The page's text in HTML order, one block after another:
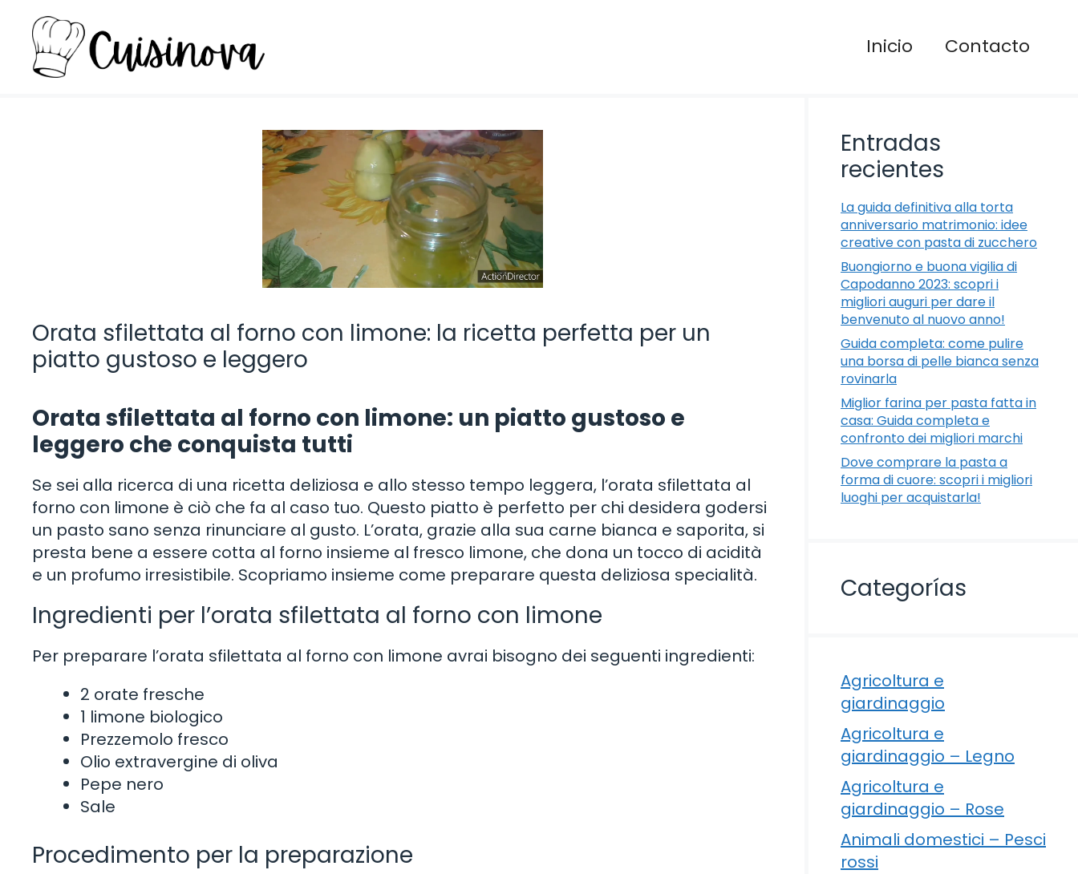
contenuto
Inicio Contacto
Orata sfilettata al forno con limone: la ricetta perfetta per un
piatto gustoso e leggero
Orata sfilettata al forno con limone: un piatto gustoso e
leggero che conquista tutti
Se sei alla ricerca di una ricetta deliziosa e allo stesso tempo leggera, l’orata sfilettata al
forno con limone è ciò che fa al caso tuo. Questo piatto è perfetto per chi desidera godersi
un pasto sano senza rinunciare al gusto. L’orata, grazie alla sua carne bianca e saporita, si
presta bene a essere cotta al forno insieme al fresco limone, che dona un tocco di acidità
e un profumo irresistibile. Scopriamo insieme come preparare questa deliziosa specialità.
Ingredienti per l’orata sfilettata al forno con limone
Per preparare l’orata sfilettata al forno con limone avrai bisogno dei seguenti ingredienti:
2 orate fresche
1 limone biologico
Prezzemolo fresco
Olio extravergine di oliva
Pepe nero
Sale
Procedimento per la preparazione
Entradas
recientes
La guida definitiva alla torta
anniversario matrimonio: idee
creative con pasta di zucchero
Buongiorno e buona vigilia di
Capodanno 2023: scopri i
migliori auguri per dare il
benvenuto al nuovo anno!
Guida completa: come pulire
una borsa di pelle bianca senza
rovinarla
Miglior farina per pasta fatta in
casa: Guida completa e
confronto dei migliori marchi
Dove comprare la pasta a
forma di cuore: scopri i migliori
luoghi per acquistarla!
Categorías
Agricoltura e
giardinaggio
Agricoltura e
giardinaggio – Legno
Agricoltura e
giardinaggio – Rose
Animali domestici – Pesci
rossi